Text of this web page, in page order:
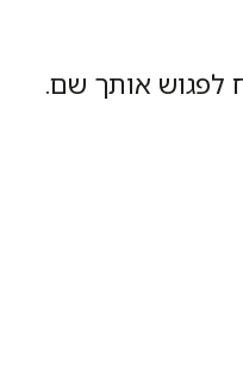
אותך שם.